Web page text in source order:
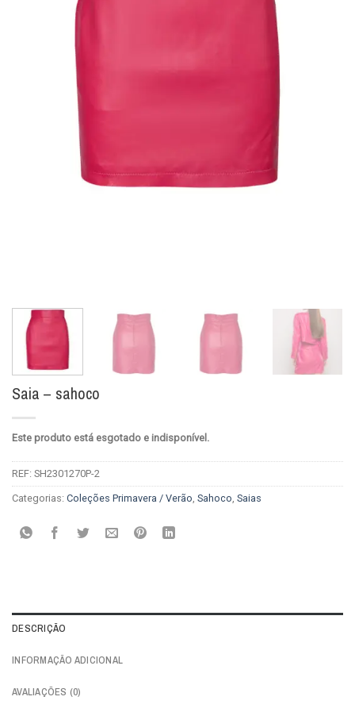
Saia – sahoco
Este produto está esgotado e indisponível.
REF: SH2301270P-2
Categorias: Coleções Primavera / Verão, Sahoco, Saias
DESCRIÇÃO
INFORMAÇÃO ADICIONAL
AVALIAÇÕES (0)